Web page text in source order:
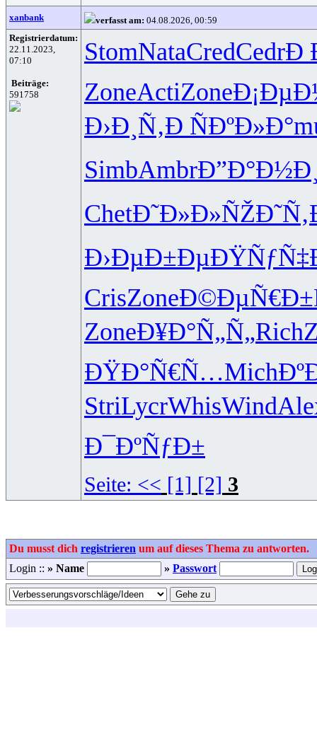
xanbank verfasst am: 04.08.2026, 00:59
Registrierdatum:
22.11.2023,
07:10
Beiträge:
591758
StomNataCredCedrÐ
ZoneActiZone
Ð›Ð¸Ñ‚Ð ÑÐºÐ»Ð°
SimbAmbr
ChetÐ˜Ð»Ð»ÑŽ
Ð›ÐµÐ±Ðµ
CrisZoneÐ©ÐµÑ€Ð±
ZoneÐ¥Ð°Ñ„Ñ„Rich
ÐŸÐ°Ñ€Ñ…Mich
StriLycrWhisWind
Ð¯ÐºÑƒÐ±
Seite: << [1] [2] 3
Du musst dich registrieren um auf dieses Thema zu antworten.
Login :: » Name » Passwort